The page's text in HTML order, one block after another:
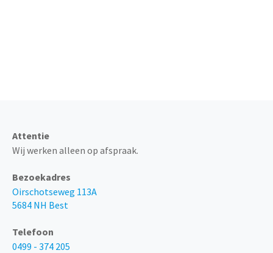
Attentie
Wij werken alleen op afspraak.
Bezoekadres
Oirschotseweg 113A
5684 NH Best
Telefoon
0499 - 374 205